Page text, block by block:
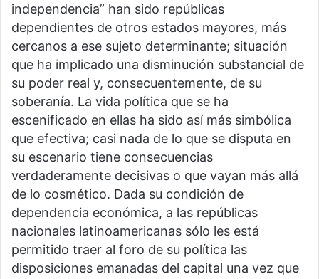
independencia” han sido repúblicas
dependientes de otros estados mayores, más
cercanos a ese sujeto determinante; situación
que ha implicado una disminución substancial de
su poder real y, consecuentemente, de su
soberanía. La vida política que se ha
escenificado en ellas ha sido así más simbólica
que efectiva; casi nada de lo que se disputa en
su escenario tiene consecuencias
verdaderamente decisivas o que vayan más allá
de lo cosmético. Dada su condición de
dependencia económica, a las repúblicas
nacionales latinoamericanas sólo les está
permitido traer al foro de su política las
disposiciones emanadas del capital una vez que